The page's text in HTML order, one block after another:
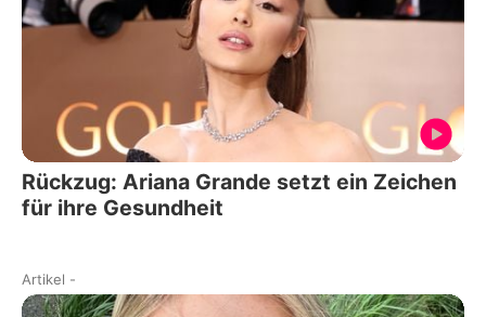
Rückzug: Ariana Grande setzt ein Zeichen
für ihre Gesundheit
Artikel -